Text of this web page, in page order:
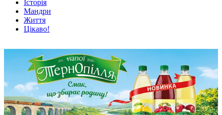
Історія
Мандри
Життя
Цікаво!